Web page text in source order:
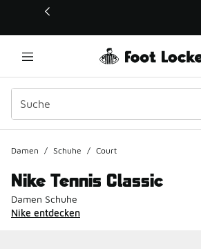
Dieser Link öffnet sich in einem neuen
Damen / Schuhe / Court
Nike Tennis Classic
Damen Schuhe
Nike entdecken